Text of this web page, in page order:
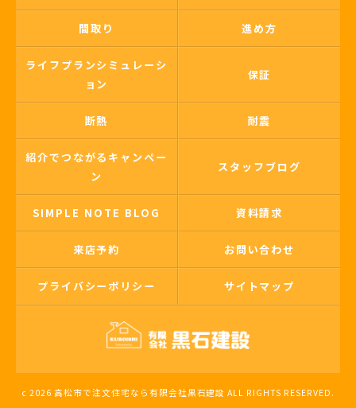
間取り 進め方
ライフプランシミュレーシ
ョン
保証
断熱 耐震
紹介でつながるキャンペー
ン
スタッフブログ
SIMPLE NOTE BLOG 資料請求
来店予約 お問い合わせ
プライバシーポリシー サイトマップ
c 2026 高松市で注文住宅なら有限会社黒石建設 ALL RIGHTS RESERVED.